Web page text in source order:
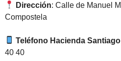
Dirección: Calle de Manuel
Compostela
Teléfono Hacienda
40 40